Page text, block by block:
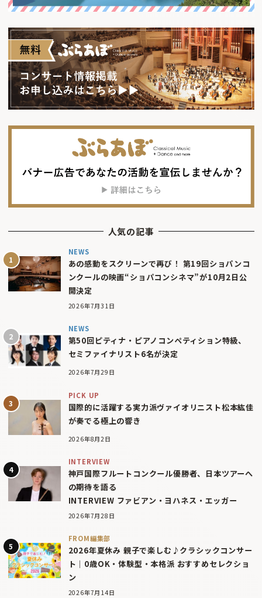
人気の記事
NEWS
あの感動をスクリーンで再び！ 第19回ショパンコ
ンクールの映画“ショパコンシネマ”が10月2日公
開決定
2026年7月31日
NEWS
第50回ピティナ・ピアノコンペティション特級、
セミファイナリスト6名が決定
2026年7月29日
PICK UP
国際的に活躍する実力派ヴァイオリニスト松本紘佳
が奏でる極上の響き
2026年8月2日
INTERVIEW
神戸国際フルートコンクール優勝者、日本ツアーへ
の期待を語る
INTERVIEW ファビアン・ヨハネス・エッガー
2026年7月28日
FROM編集部
2026年夏休み 親子で楽しむ♪クラシックコンサー
ト｜0歳OK・体験型・本格派 おすすめセレクショ
ン
2026年7月14日